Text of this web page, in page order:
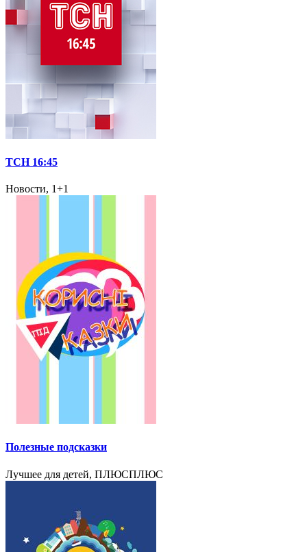
ТСН 16:45
Новости, 1+1
Полезные подсказки
Лучшее для детей, ПЛЮСПЛЮС